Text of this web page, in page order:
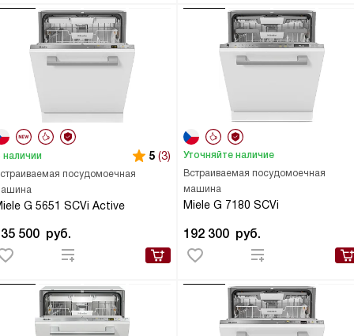
посудомоечная
G 5651 SCVi Active
наличии 5 (3)
500 руб.
Встраиваемая посудомоечная
машина
Miele G 7180 SCVi
Уточняйте наличие
192 300 руб.